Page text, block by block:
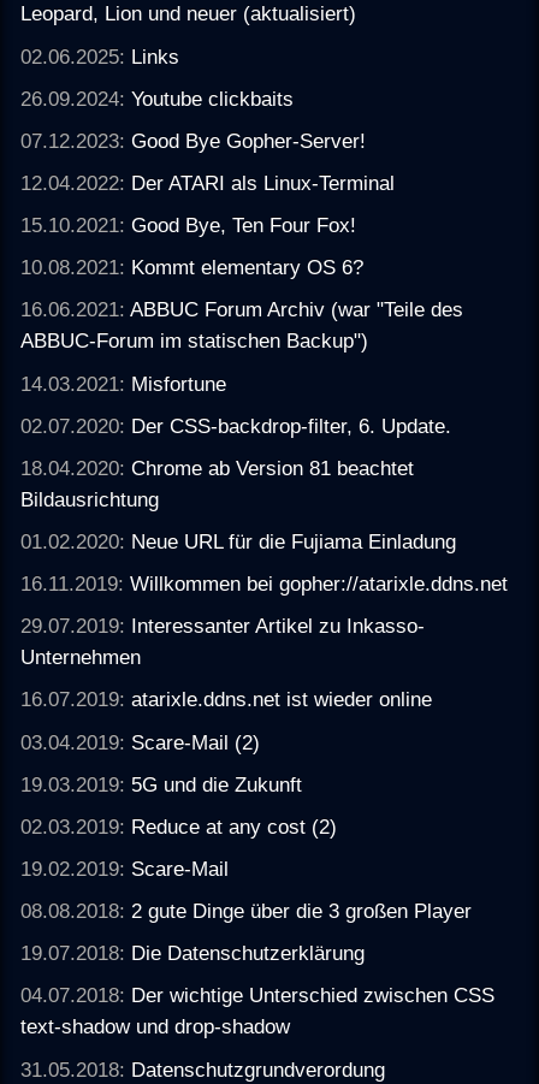
Leopard, Lion und neuer (aktualisiert)
02.06.2025: Links
26.09.2024:Youtube clickbaits
07.12.2023:Good Bye Gopher-Server!
12.04.2022: Der ATARI als Linux-Terminal
15.10.2021:Good Bye, Ten Four Fox!
10.08.2021: Kommt elementary OS 6?
16.06.2021:ABBUC Forum Archiv (war "Teile des
ABBUC-Forum im statischen Backup")
14.03.2021: Misfortune
02.07.2020: Der CSS-backdrop-filter, 6. Update.
18.04.2020:Chrome ab Version 81 beachtet
Bildausrichtung
01.02.2020: Neue URL für die Fujiama Einladung
16.11.2019:Willkommen bei gopher://atarixle.ddns.net
29.07.2019: Interessanter Artikel zu Inkasso-
Unternehmen
16.07.2019:atarixle.ddns.net ist wieder online
03.04.2019: Scare-Mail (2)
19.03.2019: 5G und die Zukunft
02.03.2019: Reduce at any cost (2)
19.02.2019: Scare-Mail
08.08.2018:2 gute Dinge über die 3 großen Player
19.07.2018: Die Datenschutzerklärung
04.07.2018: Der wichtige Unterschied zwischen CSS
text-shadow und drop-shadow
31.05.2018: Datenschutzgrundverordung